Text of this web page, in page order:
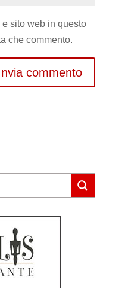
sito web in questo
che commento.